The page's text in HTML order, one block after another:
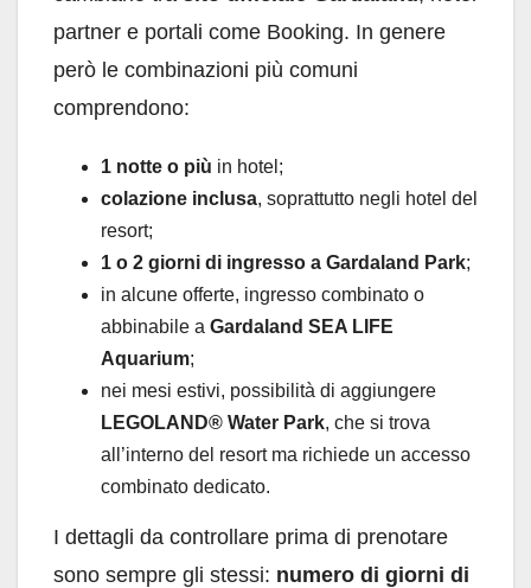
partner e portali come Booking. In genere
però le combinazioni più comuni
comprendono:
1 notte o più in hotel;
colazione inclusa, soprattutto negli hotel del
resort;
1 o 2 giorni di ingresso a Gardaland Park;
in alcune offerte, ingresso combinato o
abbinabile a Gardaland SEA LIFE
Aquarium;
nei mesi estivi, possibilità di aggiungere
LEGOLAND® Water Park, che si trova
all’interno del resort ma richiede un accesso
combinato dedicato.
I dettagli da controllare prima di prenotare
sono sempre gli stessi: numero di giorni di